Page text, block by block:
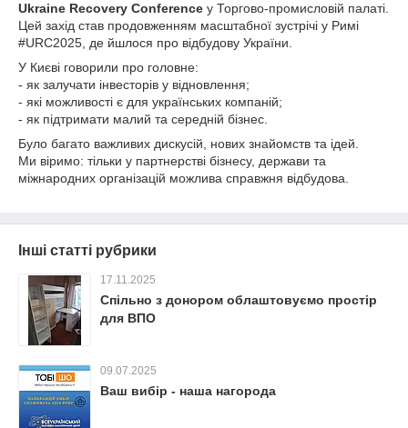
Ukraine Recovery Conference у Торгово-промисловій палаті.
Цей захід став продовженням масштабної зустрічі у Римі
#URC2025, де йшлося про відбудову України.
У Києві говорили про головне:
- як залучати інвесторів у відновлення;
- які можливості є для українських компаній;
- як підтримати малий та середній бізнес.
Було багато важливих дискусій, нових знайомств та ідей.
Ми віримо: тільки у партнерстві бізнесу, держави та
міжнародних організацій можлива справжня відбудова.
Інші статті рубрики
17.11.2025
Спільно з донором облаштовуємо простір
для ВПО
09.07.2025
Ваш вибір - наша нагорода